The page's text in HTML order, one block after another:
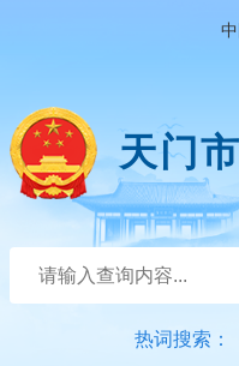
天门
热词搜索：